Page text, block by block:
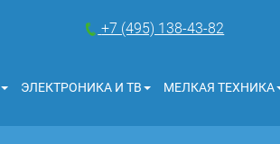
+7 (495) 138-43-82
ЭЛЕКТРОНИКА И ТВ МЕЛКАЯ ТЕХНИКА